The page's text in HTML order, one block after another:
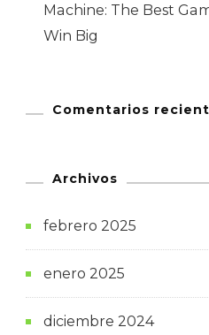
Machine: The Best
Win Big
Comentarios
Archivos
febrero 2025
enero 2025
diciembre 2024